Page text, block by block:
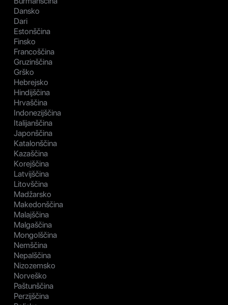
Dansko
Dari
Estonščina
Finsko
Francoščina
Gruzinščina
Grško
Hebrejsko
Hindijščina
Hrvaščina
Indonezijščina
Italijanščina
Japonščina
Katalonščina
Kazaščina
Korejščina
Latvijščina
Litovščina
Madžarsko
Makedonščina
Malajščina
Malgaščina
Mongolščina
Nemščina
Nepalščina
Nizozemsko
Norveško
Paštunščina
Perzijščina